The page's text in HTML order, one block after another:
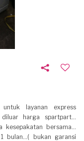
untuk layanan express
harga spartpart...
kesepakatan bersama...
bulan...( bukan garansi